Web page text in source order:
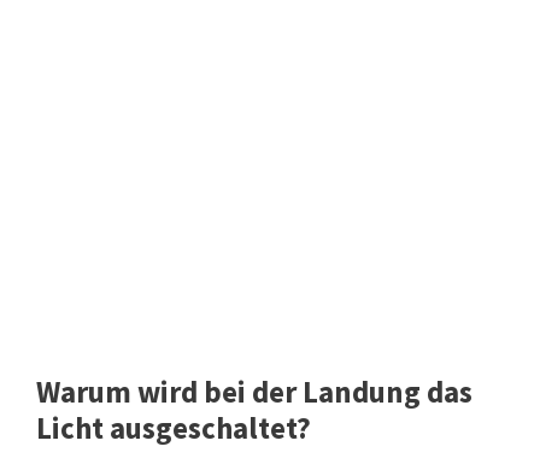
Warum wird bei der Landung das
Licht ausgeschaltet?